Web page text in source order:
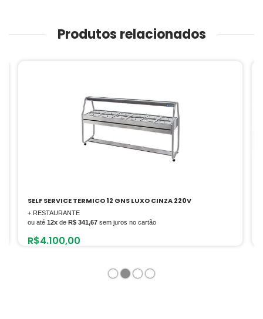
Produtos relacionados
SELF SERVICE TERMICO 12 GNS LUXO CINZA 220V
+ RESTAURANTE
ou até 12x de R$ 341,67 sem juros no cartão
R$4.100,00
1 2 3 4